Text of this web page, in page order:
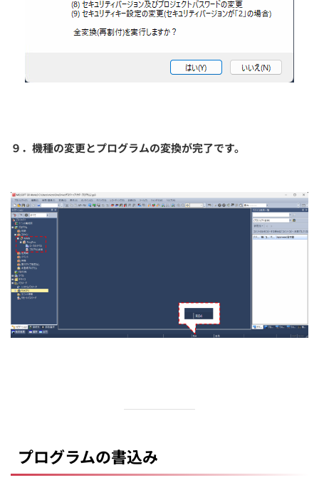
９．機種の変更とプログラムの変換が完了です。
プログラムの書込み